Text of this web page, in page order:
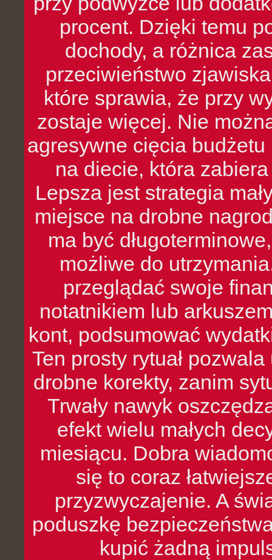
procent. Dzięki temu
dochody, a różnica
przeciwieństwo
które sprawia, że przy
zostaje więcej. Nie
agresywne cięcia
na diecie, która
Lepsza jest strategia
miejsce na drobne
ma być
możliwe do
przeglądać swoje
notatnikiem lub
kont, podsumować
Ten prosty rytuał
drobne korekty, zanim
Trwały nawyk
efekt wielu małych
miesiącu. Dobra
się to coraz
przyzwyczajenie. A
poduszkę
kupić żadną